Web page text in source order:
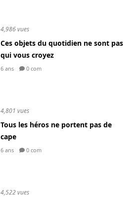
4,986 vues
Ces objets du quotidien ne sont pas
qui vous croyez
6 ans 0 com
4,801 vues
Tous les héros ne portent pas de
cape
6 ans 0 com
4,522 vues